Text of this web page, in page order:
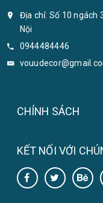
Địa chỉ: Số 10 ngách
Nội
0944484446
CHÍNH SÁCH
KẾT NỐI VỚI